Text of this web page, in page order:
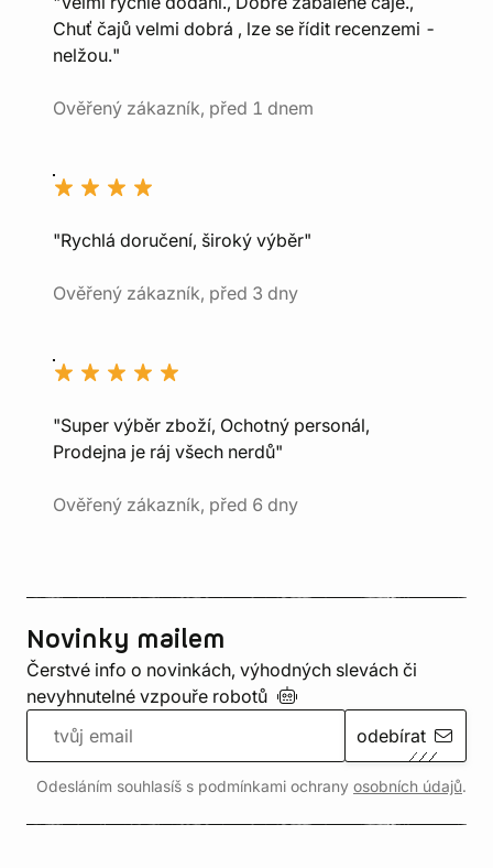
Chuť čajů velmi dobrá , lze se řídit recenzemi -
nelžou."
Ověřený zákazník, před 1 dnem
"Rychlá doručení, široký výběr"
Ověřený zákazník, před 3 dny
"Super výběr zboží, Ochotný personál,
Prodejna je ráj všech nerdů"
Ověřený zákazník, před 6 dny
Novinky mailem
Čerstvé info o novinkách, výhodných slevách či
nevyhnutelné vzpouře robotů
odebírat
Odesláním souhlasíš s podmínkami ochrany osobních údajů.